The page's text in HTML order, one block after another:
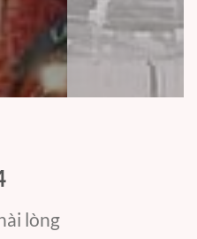
lòng